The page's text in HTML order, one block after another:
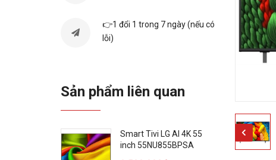
👉1 đổi 1 trong 7 ngày (nếu có
lỗi)
Sản phẩm liên quan
Smart Tivi LG AI 4K 55
inch 55NU855BPSA